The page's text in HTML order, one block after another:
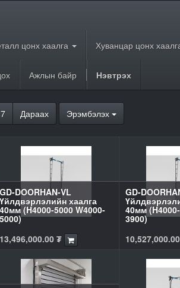
цонх хаалга Хуванцар цонх
Ажлын байр Нэвтрэх
7 Дараах Эрэмбэлэх
GD-DOORHAN-VL
Үйлдвэрлэлийн хаалга
40мм (H4000-5000 W4000-
5000)
13,496,000.00₮
GD-
40мм
3900)
10,527,000.00